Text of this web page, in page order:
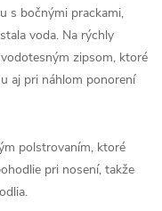
s bočnými prackami,
voda. Na rýchly
zipsom, ktoré
aj pri náhlom ponorení
polstrovaním, ktoré
pri nosení, takže